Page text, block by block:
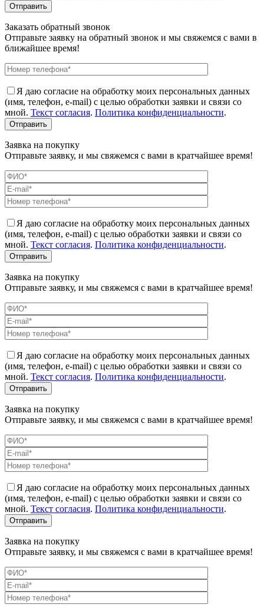
Заказать обратный звонок
Отправьте заявку на обратный звонок и мы свяжемся с вами в
ближайшее время!
Я даю согласие на обработку моих персональных данных
(имя, телефон, e-mail) с целью обработки заявки и связи со
мной. Текст согласия. Политика конфиденциальности.
Заявка на покупку
Отправьте заявку, и мы свяжемся с вами в кратчайшее время!
Я даю согласие на обработку моих персональных данных
(имя, телефон, e-mail) с целью обработки заявки и связи со
мной. Текст согласия. Политика конфиденциальности.
Заявка на покупку
Отправьте заявку, и мы свяжемся с вами в кратчайшее время!
Я даю согласие на обработку моих персональных данных
(имя, телефон, e-mail) с целью обработки заявки и связи со
мной. Текст согласия. Политика конфиденциальности.
Заявка на покупку
Отправьте заявку, и мы свяжемся с вами в кратчайшее время!
Я даю согласие на обработку моих персональных данных
(имя, телефон, e-mail) с целью обработки заявки и связи со
мной. Текст согласия. Политика конфиденциальности.
Заявка на покупку
Отправьте заявку, и мы свяжемся с вами в кратчайшее время!